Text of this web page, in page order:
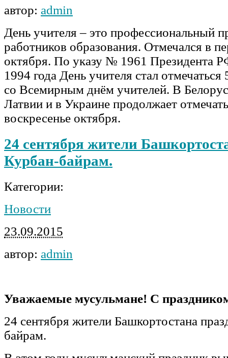
автор: admin
День учителя – это профессиональный
работников образования. Отмечался в
октября. По указу № 1961 Президента
1994 года День учителя стал отмечаться
со Всемирным днём учителей. В
Латвии и в Украине продолжает
воскресенье октября.
24 сентября жители
Курбан-байрам.
Категории:
Новости
23.09.2015
автор: admin
Уважаемые мусульмане! С
24 сентября жители Башкортостана
байрам.